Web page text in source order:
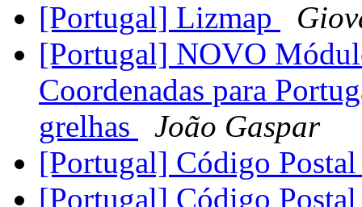
[Portugal] Lizmap
[Portugal] NOVO
Coordenadas para
grelhas
João Gaspar
[Portugal] Código
[Portugal] Código